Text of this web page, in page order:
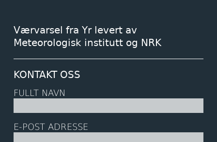
Værvarsel fra Yr levert av
Meteorologisk institutt og NRK
KONTAKT OSS
FULLT NAVN
E-POST ADRESSE